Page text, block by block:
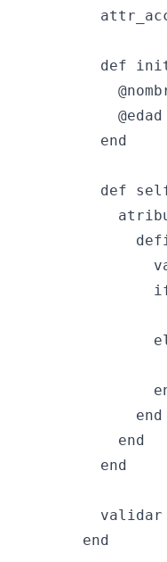
def
@edad
  end
def
      end
    end
  end
validar
end